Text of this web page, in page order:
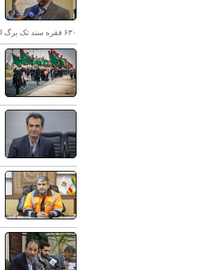
۶۳۰ فقره سند تک برگ اراضی دولتی استان اخذ و اسناد دفترچه‌ای به تک برگی تبدیل شده است.